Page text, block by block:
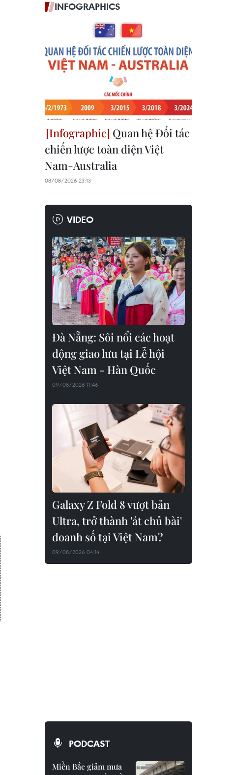
INFOGRAPHICS
Quan hệ Đối tác
chiến lược toàn diện Việt
Nam-Australia
08/08/2026 23:13
VIDEO
Đà Nẵng: Sôi nổi các hoạt
động giao lưu tại Lễ hội
Việt Nam - Hàn Quốc
09/08/2026 11:46
Galaxy Z Fold 8 vượt bản
Ultra, trở thành 'át chủ bài'
doanh số tại Việt Nam?
09/08/2026 04:14
PODCAST
Miền Bắc giảm mưa